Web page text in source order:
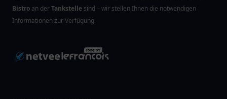
Bistro an derTankstelle sind – wir stellen Ihnen die notwendigen
Informationen zur Verfügung.